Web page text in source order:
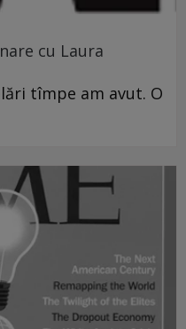
cu Laura
tîmpe am avut. O